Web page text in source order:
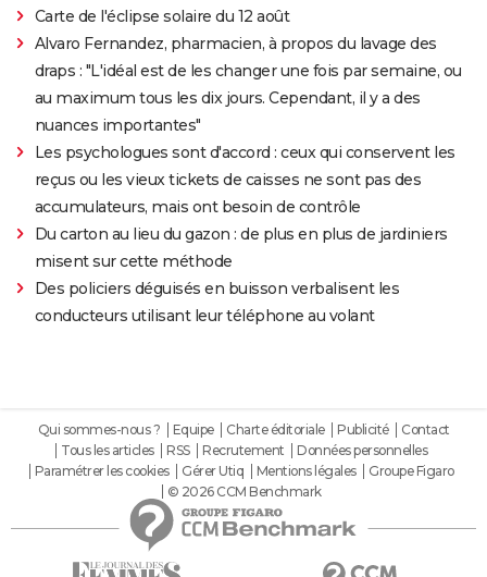
Carte de l'éclipse solaire du 12 août
Alvaro Fernandez, pharmacien, à propos du lavage des
draps : "L'idéal est de les changer une fois par semaine, ou
au maximum tous les dix jours. Cependant, il y a des
nuances importantes"
Les psychologues sont d'accord : ceux qui conservent les
reçus ou les vieux tickets de caisses ne sont pas des
accumulateurs, mais ont besoin de contrôle
Du carton au lieu du gazon : de plus en plus de jardiniers
misent sur cette méthode
Des policiers déguisés en buisson verbalisent les
conducteurs utilisant leur téléphone au volant
Qui sommes-nous ? Equipe Charte éditoriale Publicité
Contact
Tous les articles
RSS Recrutement
Données personnelles
Paramétrer les cookies
Gérer Utiq Mentions légales
Groupe Figaro
© 2026 CCM Benchmark